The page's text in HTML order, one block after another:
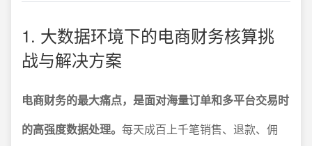
1. 大数据环境下的电商财务核算挑
战与解决方案
电商财务的最大痛点，是面对海量订单和多平台交易时
的高强度数据处理。 每天成百上千笔销售、退款、佣